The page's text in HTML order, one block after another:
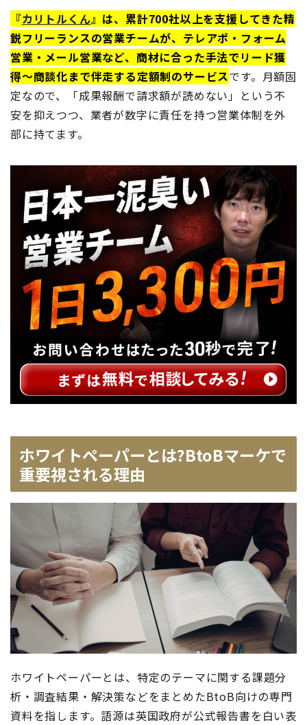
『カリトルくん』は、累計700社以上を支援してきた精
鋭フリーランスの営業チームが、テレアポ・フォーム
営業・メール営業など、商材に合った手法でリード獲
得〜商談化まで伴走する定額制のサービスです。月額固
定なので、「成果報酬で請求額が読めない」という不
安を抑えつつ、業者が数字に責任を持つ営業体制を外
部に持てます。
ホワイトペーパーとは?BtoBマーケで
重要視される理由
ホワイトペーパーとは、特定のテーマに関する課題分
析・調査結果・解決策などをまとめたBtoB向けの専門
資料を指します。語源は英国政府が公式報告書を白い表